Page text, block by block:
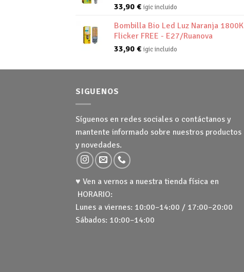
33,90 € igic incluido
Bombilla Bio Led Luz Naranja 1800K
Flicker FREE - E27/Ruanova
33,90 € igic incluido
SIGUENOS
Síguenos en redes sociales o contáctanos y
mantente informado sobre nuestros productos
y novedades.
♥ Ven a vernos a nuestra tienda física en
HORARIO:
Lunes a viernes: 10:00–14:00 / 17:00–20:00
Sábados: 10:00–14:00